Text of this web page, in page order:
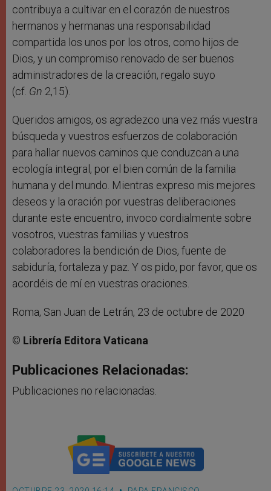
contribuya a cultivar en el corazón de nuestros
hermanos y hermanas una responsabilidad
compartida los unos por los otros, como hijos de
Dios, y un compromiso renovado de ser buenos
administradores de la creación, regalo suyo
(cf. Gn 2,15).
Queridos amigos, os agradezco una vez más vuestra
búsqueda y vuestros esfuerzos de colaboración
para hallar nuevos caminos que conduzcan a una
ecología integral, por el bien común de la familia
humana y del mundo. Mientras expreso mis mejores
deseos y la oración por vuestras deliberaciones
durante este encuentro, invoco cordialmente sobre
vosotros, vuestras familias y vuestros
colaboradores la bendición de Dios, fuente de
sabiduría, fortaleza y paz. Y os pido, por favor, que os
acordéis de mí en vuestras oraciones.
Roma, San Juan de Letrán, 23 de octubre de 2020
© Librería Editora Vaticana
Publicaciones Relacionadas:
Publicaciones no relacionadas.